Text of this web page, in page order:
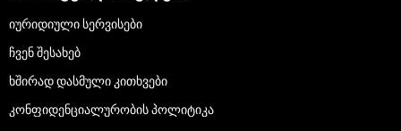
ᲘᲣᲠᲘᲓᲘᲣᲚᲘ ᲡᲔᲠᲕᲘᲡᲔᲑᲘ
ᲩᲕᲔᲜ ᲨᲔᲡᲐᲮᲔᲑ
ᲮᲨᲘᲠᲐᲓ ᲓᲐᲡᲛᲣᲚᲘ ᲙᲘᲗᲮᲕᲔᲑᲘ
ᲙᲝᲜᲤᲘᲓᲔᲜᲪᲘᲐᲚᲣᲠᲝᲑᲘᲡ ᲞᲝᲚᲘᲢᲘᲙᲐ